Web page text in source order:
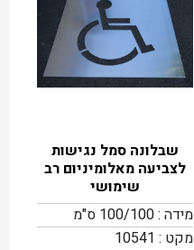
שבלונה סמל נגישות
לצביעה מאלומיניום רב
שימושי
מידה : 100/100 ס"מ
מקט : 10541